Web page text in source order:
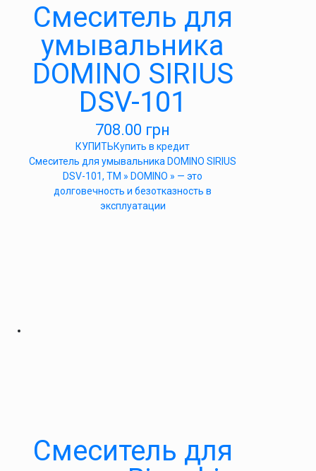
Cмеситель для
умывальника
DOMINO SIRIUS
DSV-101
708.00 грн
КУПИТЬКупить в кредит
Cмеситель для умывальника DOMINO SIRIUS
DSV-101, ТМ » DOMINO » — это
долговечность и безотказность в
эксплуатации
Смеситель для